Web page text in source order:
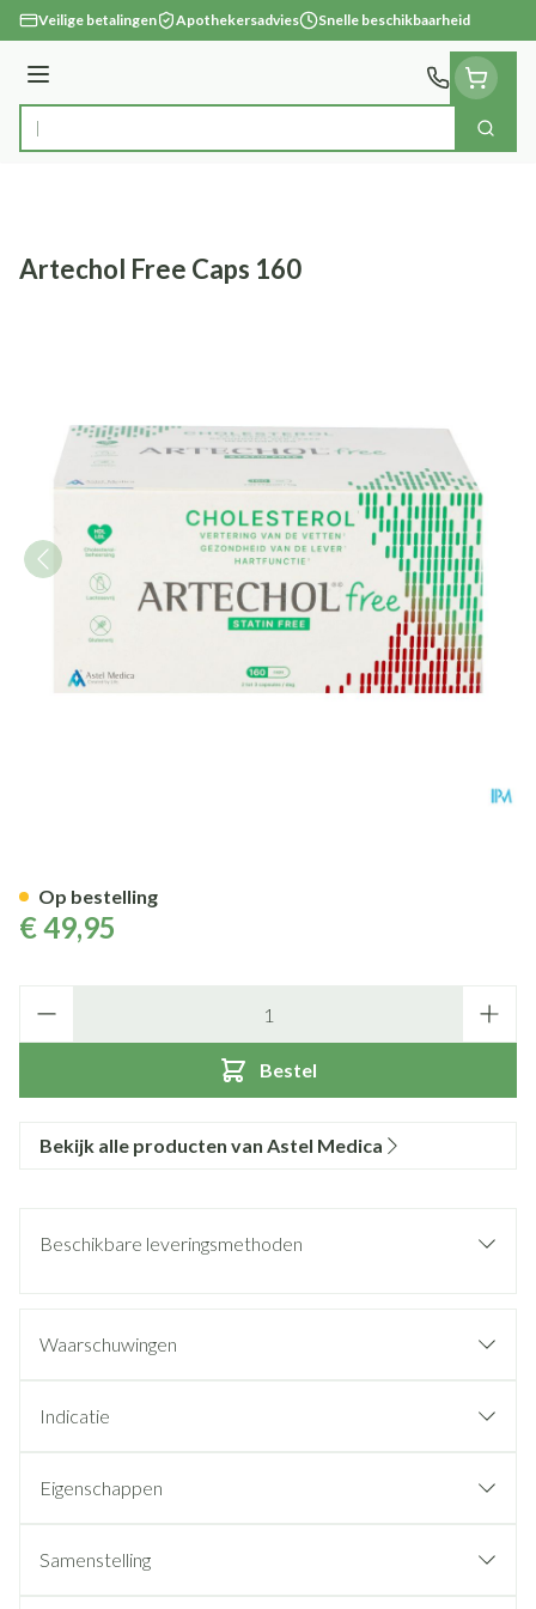
Ga naar de inhoud
Veilige betalingen Apothekersadvies Snelle beschikbaarheid
Menu
Product, merk, categorie... Zoek
Artechol Free Caps 160
€ 49,95
Bestel
Op bestelling
Bekijk alle producten van Astel Medica
Beschikbare leveringsmethoden
Waarschuwingen
Indicatie
Eigenschappen
Samenstelling